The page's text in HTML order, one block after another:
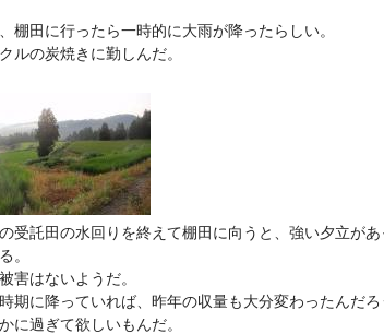
棚田に行ったら一時的に大雨が降ったらしい。
ルの炭焼きに勤しんだ。
受託田の水回りを終えて棚田に向うと、強い夕立が
。
害はないようだ。
期に降っていれば、昨年の収量も大分変わったんだろ
に過ぎて欲しいもんだ。